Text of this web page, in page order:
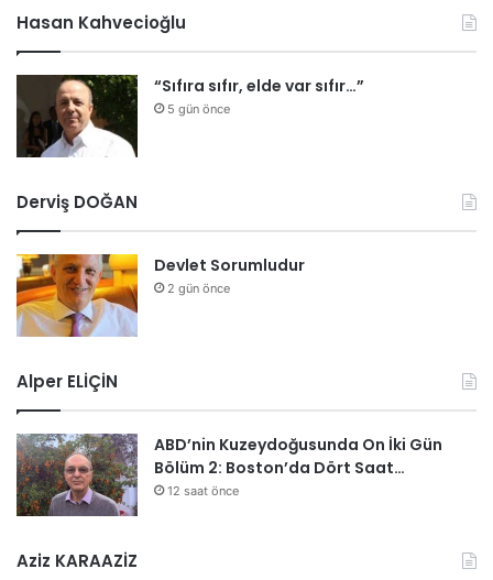
Hasan Kahvecioğlu
“Sıfıra sıfır, elde var sıfır…”
5 gün önce
Derviş DOĞAN
Devlet Sorumludur
2 gün önce
Alper ELİÇİN
ABD’nin Kuzeydoğusunda On İki Gün
Bölüm 2: Boston’da Dört Saat…
12 saat önce
Aziz KARAAZİZ